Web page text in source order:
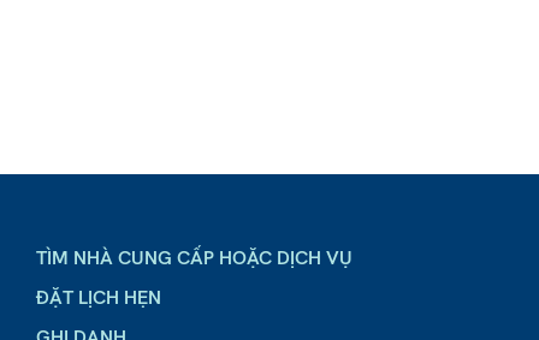
TÌM NHÀ CUNG CẤP HOẶC DỊCH VỤ
ĐẶT LỊCH HẸN